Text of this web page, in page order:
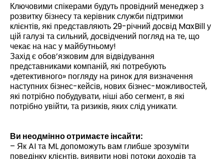
Ключовими спікерами будуть провідний менеджер з
розвитку бізнесу та керівник служби підтримки
клієнтів, які представляють 29-річний досвід MaxBill у
цій галузі та сильний, досвідчений погляд на те, що
чекає на нас у майбутньому!
Захід є обов’язковим для відвідування
представниками компаній, які потребують
«детективного» погляду на ринок для визначення
наступних бізнес-кейсів, нових бізнес-можливостей,
які потрібно побудувати, ніші або сегмент, в які
потрібно увійти, та ризиків, яких слід уникати.
Ви неодмінно отримаєте інсайти:
– Як AI та ML допоможуть вам глибше зрозуміти
поведінку клієнтів, виявити нові потоки доходів та